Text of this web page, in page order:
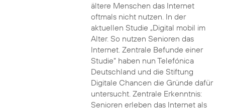
ältere Menschen das Internet
oftmals nicht nutzen. In der
aktuellen Studie „Digital mobil im
Alter. So nutzen Senioren das
Internet. Zentrale Befunde einer
Studie“ haben nun Telefónica
Deutschland und die Stiftung
Digitale Chancen die Gründe dafür
untersucht. Zentrale Erkenntnis:
Senioren erleben das Internet als